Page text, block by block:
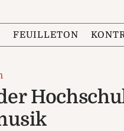
FEUILLETON